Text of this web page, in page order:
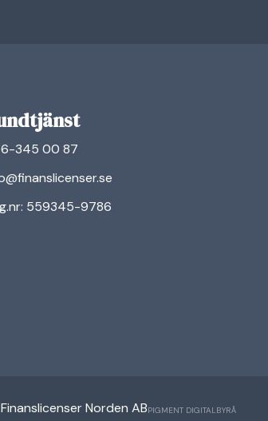
345 00 87
559345-9786
Norden ABPIGMENT DIGITALBYRÅ